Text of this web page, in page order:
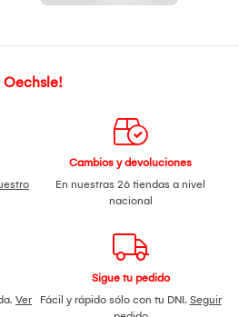
Oechsle!
Cambios y devoluciones
En nuestras 26 tiendas a nivel
nacional
Ver
Sigue tu pedido
Fácil y rápido sólo con tu DNI. Seguir